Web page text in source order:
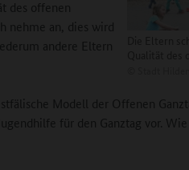
des offenen
nehme an, dies wird
andere Eltern
Modell der Offenen
für den Ganztag vor.